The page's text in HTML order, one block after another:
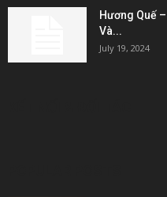
Hương Quế
Và...
July 19, 2024